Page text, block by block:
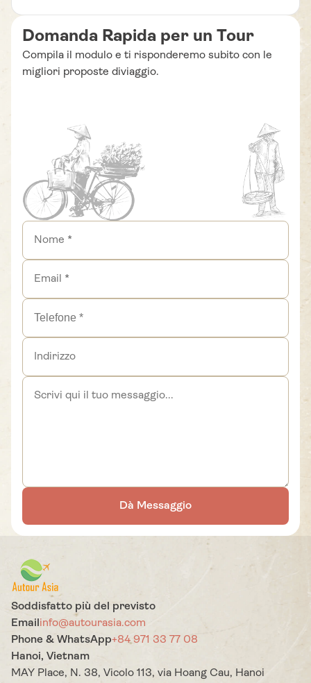
Domanda Rapida per un Tour
Compila il modulo e ti risponderemo subito con le
migliori proposte diviaggio.
Dà Messaggio
Soddisfatto più del previsto
Email info@autourasia.com
Phone & WhatsApp+84 971 33 77 08
Hanoi, Vietnam
MAY Place, N. 38, Vicolo 113, via Hoang Cau, Hanoi